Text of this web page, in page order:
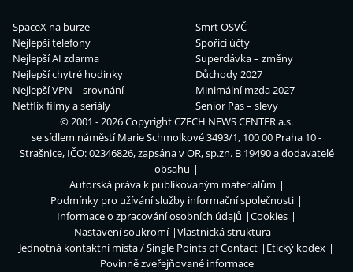
SpaceX na burze
Nejlepší telefony
Nejlepší AI zdarma
Nejlepší chytré hodinky
Nejlepší VPN – srovnání
Netflix filmy a seriály
Smrt OSVČ
Spořicí účty
Superdávka – změny
Důchody 2027
Minimální mzda 2027
Senior Pas – slevy
© 2001 - 2026 CopyrightCZECH NEWS CENTER a.s.
se sídlem náměstí Marie Schmolkové 3493/1, 100 00 Praha 10 -
Strašnice, IČO: 02346826, zapsána v OR, sp.zn. B 19490 a dodavatelé
obsahu
Autorská práva k publikovaným materiálům
Podmínky pro užívání služby informační společnosti
Informace o zpracování osobních údajů
Cookies
Nastavení soukromí
Vlastnická struktura
Jednotná kontaktní místa / Single Points of Contact
Etický kodex
Povinně zveřejňované informace